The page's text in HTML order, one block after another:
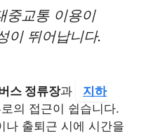
중교통 이용이
이 뛰어납니다.
스 정류장과
지하
의 접근이 쉽습니다.
나 출퇴근 시에 시간을